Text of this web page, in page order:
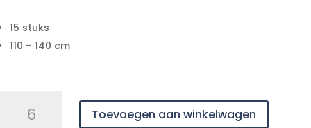
15 stuks
110 – 140 cm
Toevoegen aan winkelwagen